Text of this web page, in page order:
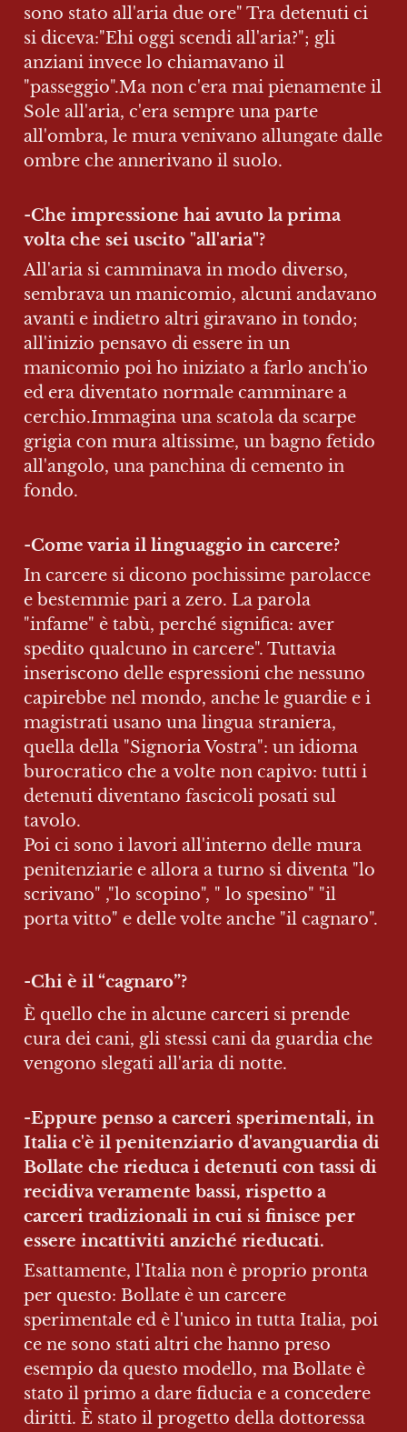
sono stato all'aria due ore" Tra detenuti ci
si diceva:"Ehi oggi scendi all'aria?"; gli
anziani invece lo chiamavano il
"passeggio".Ma non c'era mai pienamente il
Sole all'aria, c'era sempre una parte
all'ombra, le mura venivano allungate dalle
ombre che annerivano il suolo.
-Che impressione hai avuto la prima
volta che sei uscito "all'aria"?
All'aria si camminava in modo diverso,
sembrava un manicomio, alcuni andavano
avanti e indietro altri giravano in tondo;
all'inizio pensavo di essere in un
manicomio poi ho iniziato a farlo anch'io
ed era diventato normale camminare a
cerchio.Immagina una scatola da scarpe
grigia con mura altissime, un bagno fetido
all'angolo, una panchina di cemento in
fondo.
-Come varia il linguaggio in carcere?
In carcere si dicono pochissime parolacce
e bestemmie pari a zero. La parola
"infame" è tabù, perché significa: aver
spedito qualcuno in carcere". Tuttavia
inseriscono delle espressioni che nessuno
capirebbe nel mondo, anche le guardie e i
magistrati usano una lingua straniera,
quella della "Signoria Vostra": un idioma
burocratico che a volte non capivo: tutti i
detenuti diventano fascicoli posati sul
tavolo.
Poi ci sono i lavori all'interno delle mura
penitenziarie e allora a turno si diventa "lo
scrivano" ,"lo scopino", " lo spesino" "il
porta vitto" e delle volte anche "il cagnaro".
-Chi è il “cagnaro”?
È quello che in alcune carceri si prende
cura dei cani, gli stessi cani da guardia che
vengono slegati all'aria di notte.
-Eppure penso a carceri sperimentali, in
Italia c'è il penitenziario d'avanguardia di
Bollate che rieduca i detenuti con tassi di
recidiva veramente bassi, rispetto a
carceri tradizionali in cui si finisce per
essere incattiviti anziché rieducati.
Esattamente, l'Italia non è proprio pronta
per questo: Bollate è un carcere
sperimentale ed è l'unico in tutta Italia, poi
ce ne sono stati altri che hanno preso
esempio da questo modello, ma Bollate è
stato il primo a dare fiducia e a concedere
diritti. È stato il progetto della dottoressa